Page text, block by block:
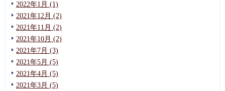
2022年1月 (1)
2021年12月 (2)
2021年11月 (2)
2021年10月 (2)
2021年7月 (3)
2021年5月 (5)
2021年4月 (5)
2021年3月 (5)